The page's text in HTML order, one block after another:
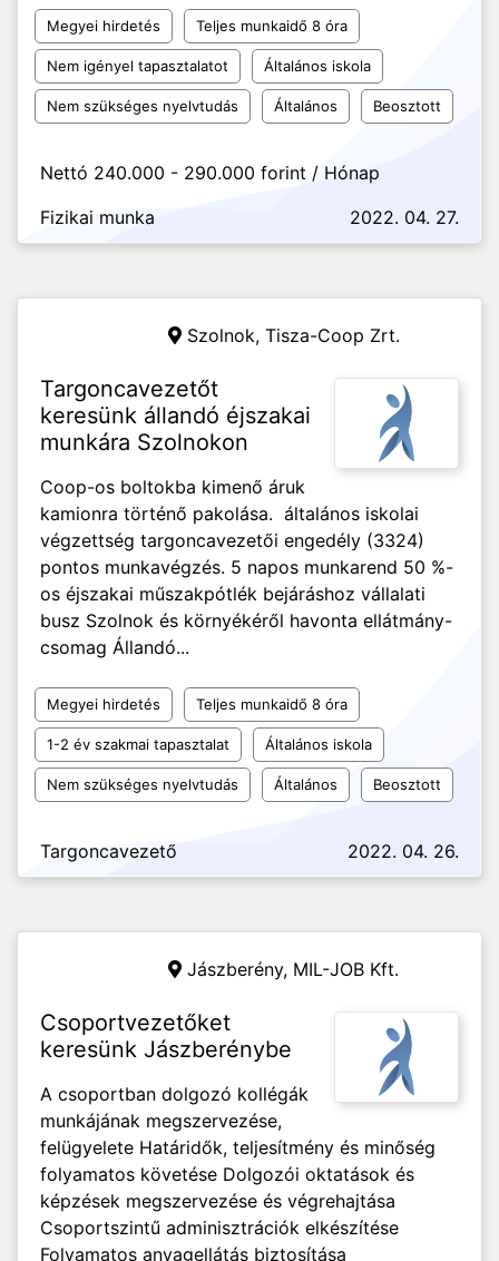
Megyei hirdetés Teljes munkaidő 8 óra
Nem igényel tapasztalatot Általános iskola
Nem szükséges nyelvtudás Általános Beosztott
Nettó 240.000 - 290.000 forint / Hónap
Fizikai munka
2022. 04. 27.
Szolnok, Tisza-Coop Zrt.
Targoncavezetőt
keresünk állandó éjszakai
munkára Szolnokon
Coop-os boltokba kimenő áruk
kamionra történő pakolása. általános iskolai
végzettség targoncavezetői engedély (3324)
pontos munkavégzés. 5 napos munkarend 50 %-
os éjszakai műszakpótlék bejáráshoz vállalati
busz Szolnok és környékéről havonta ellátmány-
csomag Állandó...
Megyei hirdetés Teljes munkaidő 8 óra
1-2 év szakmai tapasztalat Általános iskola
Nem szükséges nyelvtudás Általános Beosztott
Targoncavezető 2022. 04. 26.
Jászberény, MIL-JOB Kft.
Csoportvezetőket
keresünk Jászberénybe
A csoportban dolgozó kollégák
munkájának megszervezése,
felügyelete Határidők, teljesítmény és minőség
folyamatos követése Dolgozói oktatások és
képzések megszervezése és végrehajtása
Csoportszintű adminisztrációk elkészítése
Folyamatos anyagellátás biztosítása